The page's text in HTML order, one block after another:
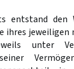
entstand den
unter